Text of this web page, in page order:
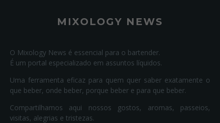
MIXOLOGY NEWS
O Mixology News é essencial para o bartender.
É um portal especializado em assuntos líquidos.
Uma ferramenta eficaz para quem quer saber exatamente o
que beber, onde beber, porque beber e para que beber.
Compartilhamos aqui nossos gostos, aromas, passeios,
visitas, alegrias e tristezas.